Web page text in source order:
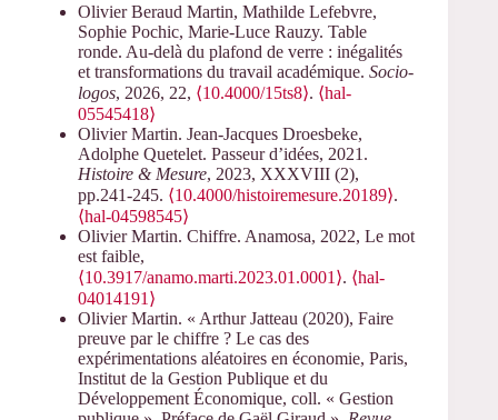
Olivier Beraud Martin, Mathilde Lefebvre,
Sophie Pochic, Marie-Luce Rauzy. Table
ronde. Au-delà du plafond de verre : inégalités
et transformations du travail académique. Socio-
logos, 2026, 22, ⟨10.4000/15ts8⟩. ⟨hal-
05545418⟩
Olivier Martin. Jean-Jacques Droesbeke,
Adolphe Quetelet. Passeur d’idées, 2021.
Histoire & Mesure, 2023, XXXVIII (2),
pp.241-245. ⟨10.4000/histoiremesure.20189⟩.
⟨hal-04598545⟩
Olivier Martin. Chiffre. Anamosa, 2022, Le mot
est faible,
⟨10.3917/anamo.marti.2023.01.0001⟩. ⟨hal-
04014191⟩
Olivier Martin. « Arthur Jatteau (2020), Faire
preuve par le chiffre ? Le cas des
expérimentations aléatoires en économie, Paris,
Institut de la Gestion Publique et du
Développement Économique, coll. « Gestion